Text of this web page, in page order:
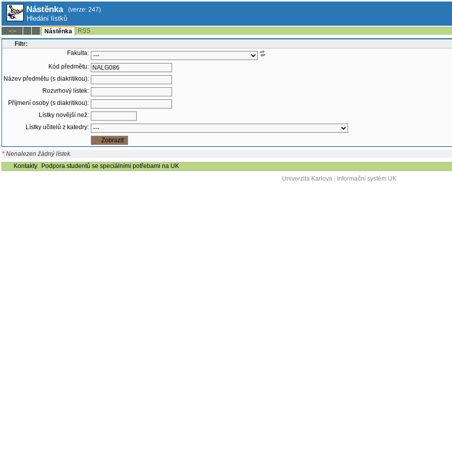
Nástěnka (verze: 247)
Hledání lístků
--:-- Nástěnka
RSS
Filtr:
Fakulta:
Kód předmětu:
Název předmětu (s diakritikou):
Rozvrhový lístek:
Příjmení osoby (s diakritikou):
Lístky novější než:
Lístky učitelů z katedry:
* Nenalezen žádný lístek.
Kontakty
Podpora studentů se speciálními potřebami na UK
Univerzita Karlova| Informační systém UK